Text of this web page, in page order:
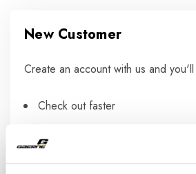
New Customer
Create an account with us and
Check out faster